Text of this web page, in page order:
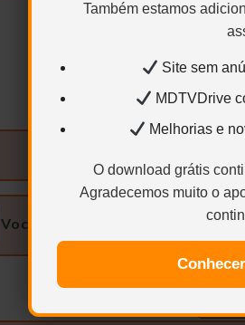
Também estamos
Site sem
MDTVDrive
Melhorias e
O download grátis
Agradecemos muito o
Você será redirecionado para